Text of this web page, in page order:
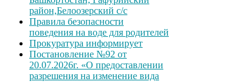
район,Белоозерский с/с
Правила безопасности
поведения на воде для родителей
Прокуратура информирует
Постановление №92 от
20.07.2026г. «О предоставлении
разрешения на изменение вида